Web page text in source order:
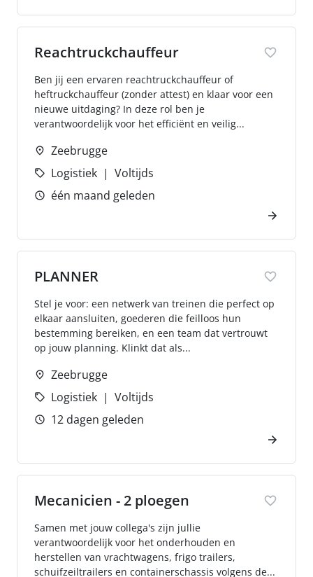
Reachtruckchauffeur
Ben jij een ervaren reachtruckchauffeur of
heftruckchauffeur (zonder attest) en klaar voor een
nieuwe uitdaging? In deze rol ben je
verantwoordelijk voor het efficiënt en veilig...
Zeebrugge
Logistiek
Voltijds
één maand geleden
PLANNER
Stel je voor: een netwerk van treinen die perfect op
elkaar aansluiten, goederen die feilloos hun
bestemming bereiken, en een team dat vertrouwt
op jouw planning. Klinkt dat als...
Zeebrugge
Logistiek
Voltijds
12 dagen geleden
Mecanicien - 2 ploegen
Samen met jouw collega's zijn jullie
verantwoordelijk voor het onderhouden en
herstellen van vrachtwagens, frigo trailers,
schuifzeiltrailers en containerschassis volgens de...